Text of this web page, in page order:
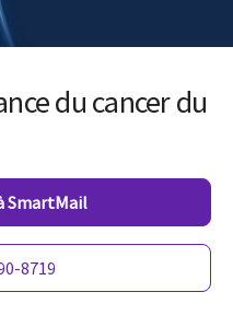
du cancer du
SmartMail
8719